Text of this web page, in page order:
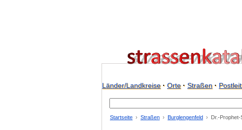
Länder/Landkreise· Orte· Straßen·
Startseite Straßen Burglengenfeld Dr.-Prophet-